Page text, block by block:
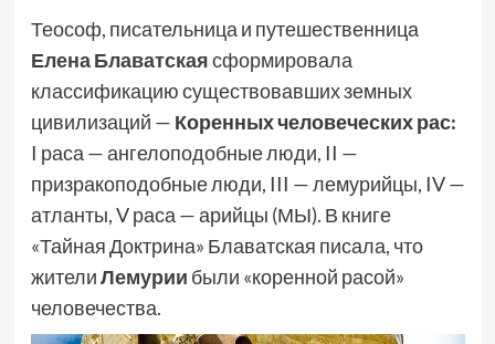
Теософ, писательница и путешественница
Елена Блаватскаясформировала
классификацию существовавших земных
цивилизаций — Коренных человеческих рас:
I раса — ангелоподобные люди, II —
призракоподобные люди, III — лемурийцы, IV —
атланты, V раса — арийцы (МЫ). В книге
«Тайная Доктрина» Блаватская писала, что
жителиЛемурии были «коренной расой»
человечества.